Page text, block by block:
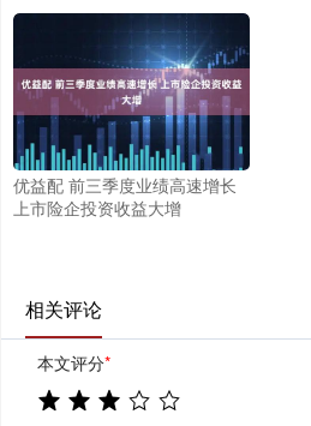
优益配 前三季度业绩高速增长
上市险企投资收益大增
相关评论
本文评分*